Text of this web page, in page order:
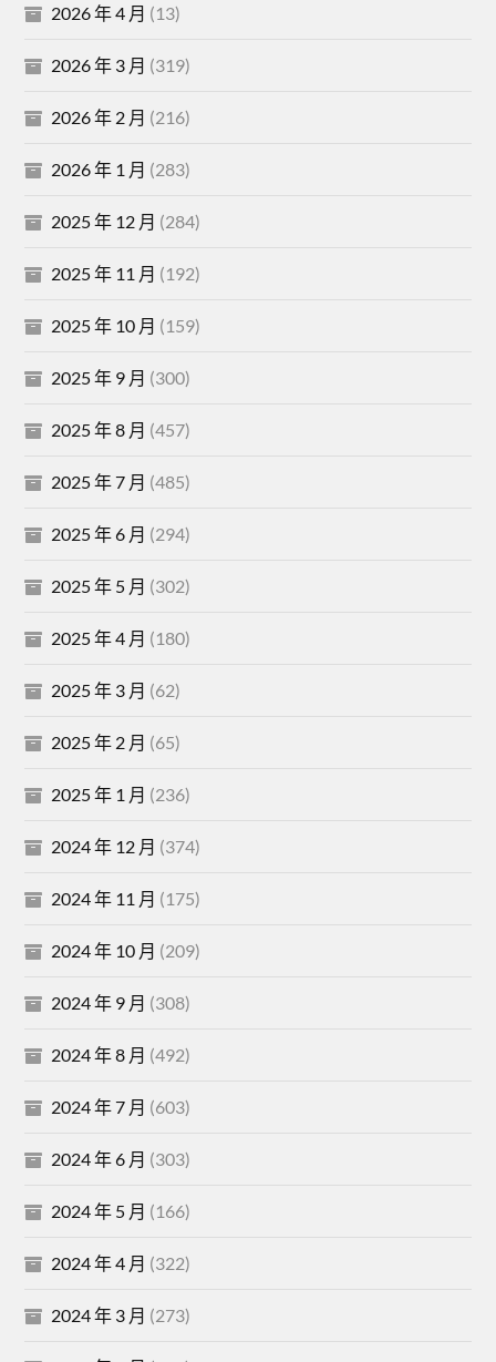
2026 年 4 月 (13)
2026 年 3 月 (319)
2026 年 2 月 (216)
2026 年 1 月 (283)
2025 年 12 月 (284)
2025 年 11 月 (192)
2025 年 10 月 (159)
2025 年 9 月 (300)
2025 年 8 月 (457)
2025 年 7 月 (485)
2025 年 6 月 (294)
2025 年 5 月 (302)
2025 年 4 月 (180)
2025 年 3 月 (62)
2025 年 2 月 (65)
2025 年 1 月 (236)
2024 年 12 月 (374)
2024 年 11 月 (175)
2024 年 10 月 (209)
2024 年 9 月 (308)
2024 年 8 月 (492)
2024 年 7 月 (603)
2024 年 6 月 (303)
2024 年 5 月 (166)
2024 年 4 月 (322)
2024 年 3 月 (273)